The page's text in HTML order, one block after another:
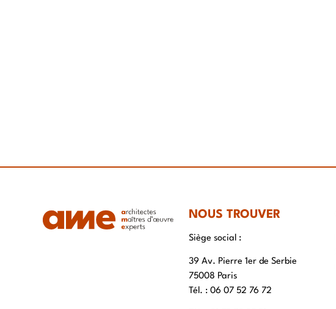
NOUS TROUVER
Siège social :
39 Av. Pierre 1er de Serbie
75008 Paris
Tél. : ‭06 07 52 76 72